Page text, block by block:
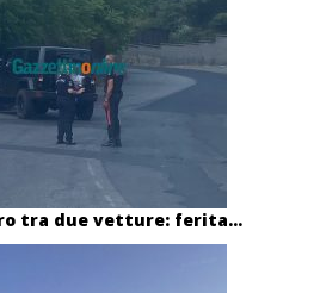
tra due vetture: ferita...